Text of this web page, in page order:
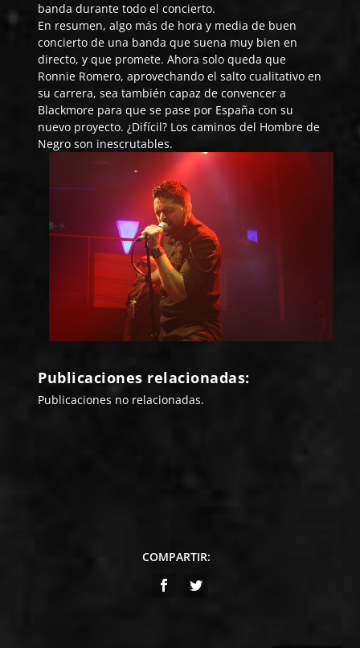
banda durante todo el concierto.
En resumen, algo más de hora y media de buen
concierto de una banda que suena muy bien en
directo, y que promete. Ahora solo queda que
Ronnie Romero, aprovechando el salto cualitativo en
su carrera, sea también capaz de convencer a
Blackmore para que se pase por España con su
nuevo proyecto. ¿Difícil? Los caminos del Hombre de
Negro son inescrutables.
Publicaciones relacionadas:
Publicaciones no relacionadas.
COMPARTIR: